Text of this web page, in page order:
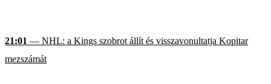
21:01 — NHL: a Kings szobrot állít és visszavonultatja Kopitar
mezszámát